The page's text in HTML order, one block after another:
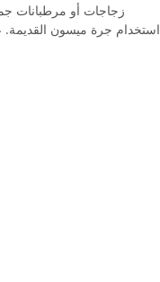
زجاجات أو مرطبانات
استخدام جرة ميسون